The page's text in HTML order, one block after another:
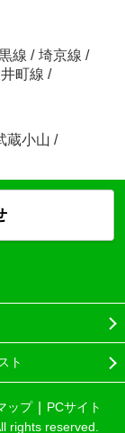
線 / 埼京線 /
町線 /
蔵小山 /
ト
ップ
PCサイト
rights reserved.